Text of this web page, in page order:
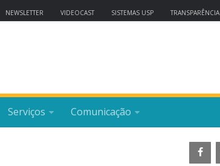
NEWSLETTER VIDEOCAST SISTEMAS USP TRANSPARÊNCIA
Serviços Comunicação